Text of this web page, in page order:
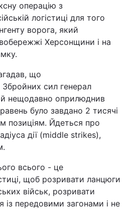
операцію з
логістиці для того
ворога, який
Херсонщини і на
що
сил генерал
нещодавно оприлюднив
було завдано 2 тисячі
позиціям. Йдеться про
дії (middle strikes),
всього - це
щоб розривати ланцюги
військ, розривати
із передовими загонами і не